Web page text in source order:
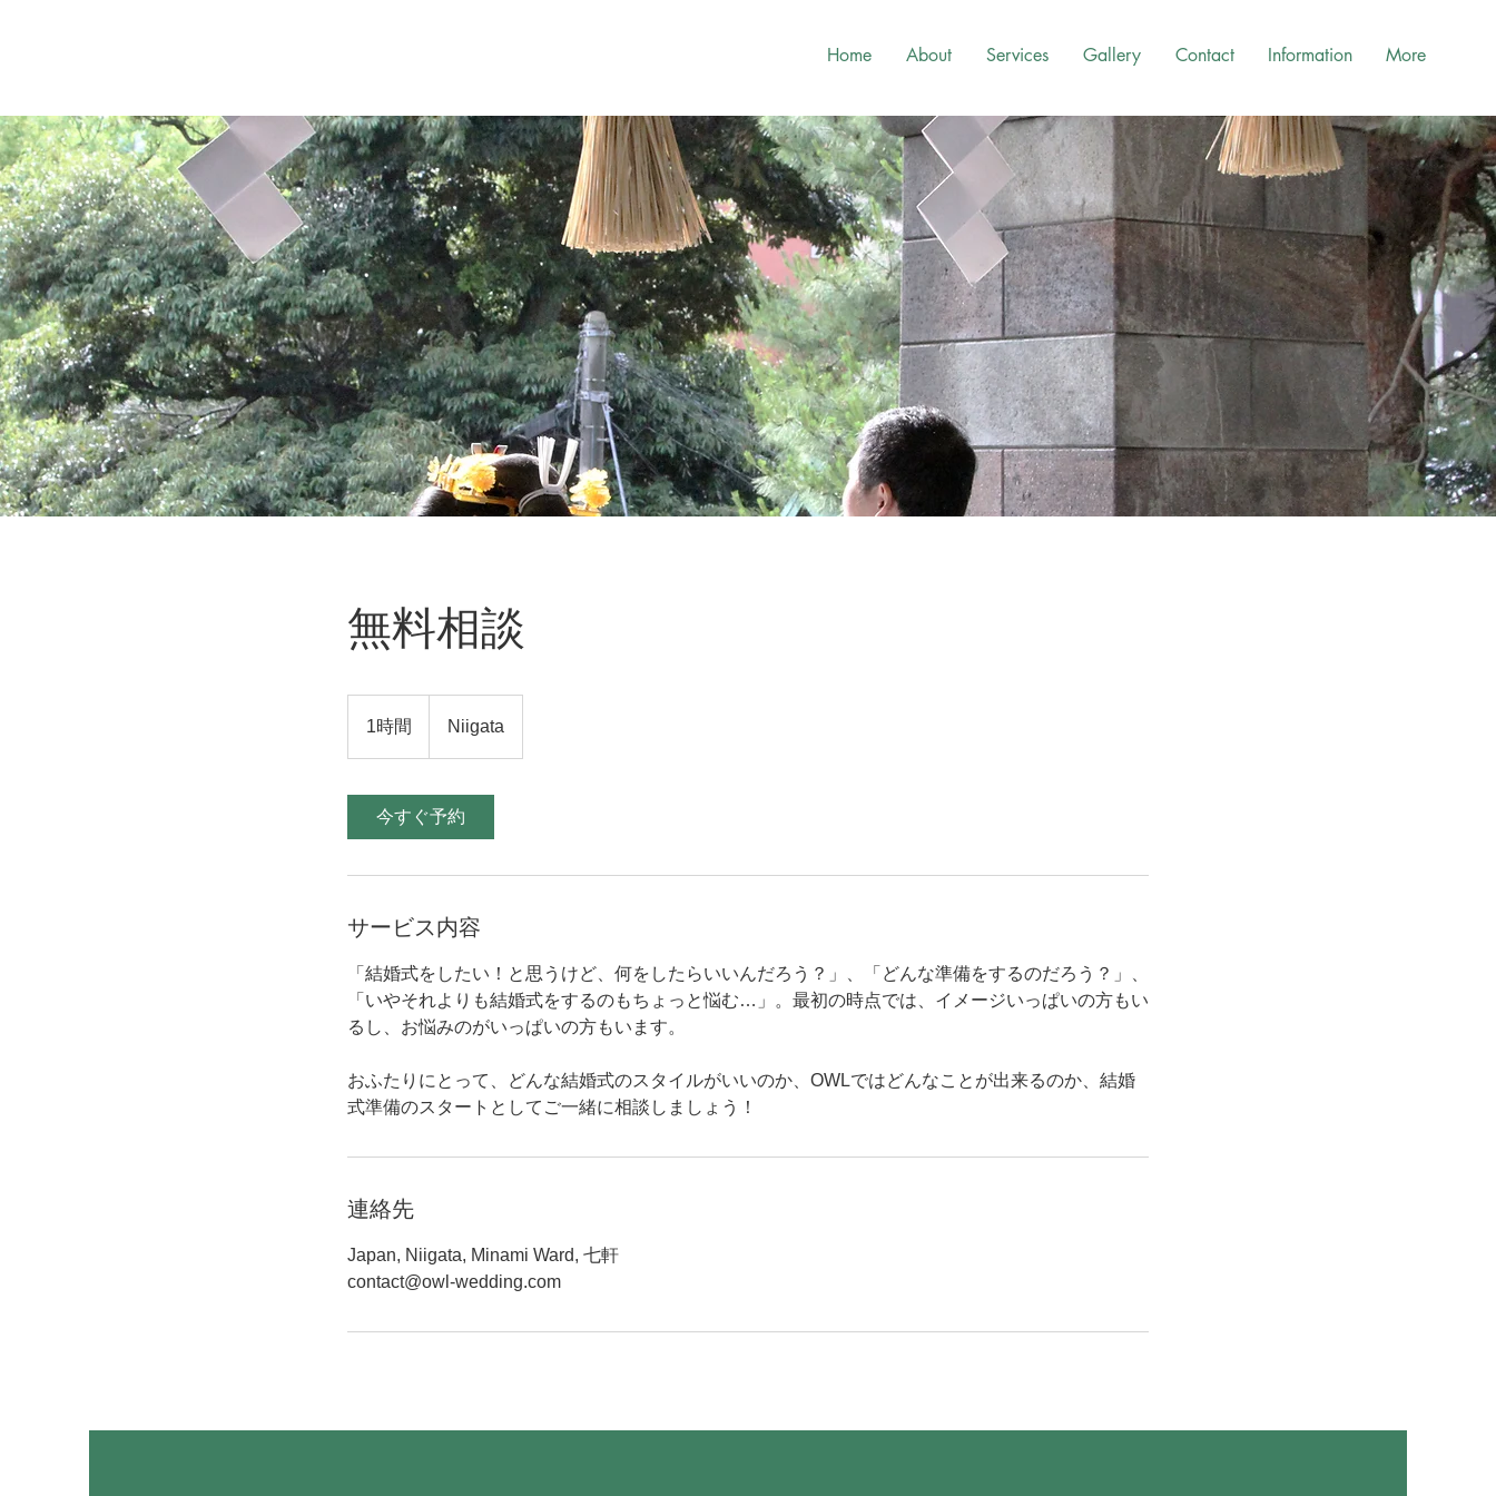
Home About Services Gallery Contact Information More
無料相談
1時間 Niigata
今すぐ予約
サービス内容
「結婚式をしたい！と思うけど、何をしたらいいんだろう？」、「どんな準備をするのだろう？」、
「いやそれよりも結婚式をするのもちょっと悩む…」。最初の時点では、イメージいっぱいの方もい
るし、お悩みのがいっぱいの方もいます。
​おふたりにとって、どんな結婚式のスタイルがいいのか、OWLではどんなことが出来るのか、結婚
式準備のスタートとしてご一緒に相談しましょう！
連絡先
Japan, Niigata, Minami Ward, 七軒
contact@owl-wedding.com